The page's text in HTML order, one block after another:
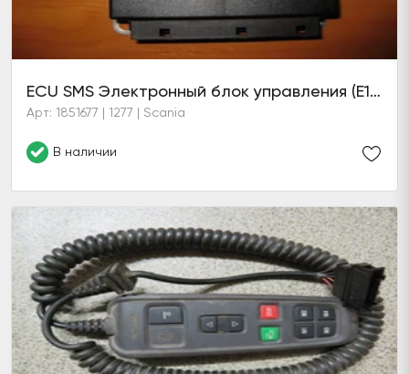
ECU SMS Электронный блок управления (Е18ЕLC3)
Арт: 1851677 | 1277 | Scania
В наличии